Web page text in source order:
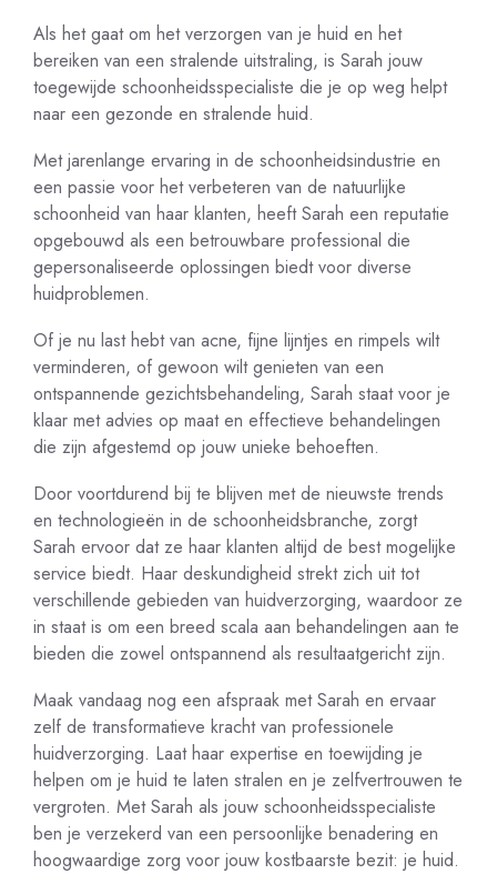
Als het gaat om het verzorgen van je huid en het
bereiken van een stralende uitstraling, is Sarah jouw
toegewijde schoonheidsspecialiste die je op weg helpt
naar een gezonde en stralende huid.
Met jarenlange ervaring in de schoonheidsindustrie en
een passie voor het verbeteren van de natuurlijke
schoonheid van haar klanten, heeft Sarah een reputatie
opgebouwd als een betrouwbare professional die
gepersonaliseerde oplossingen biedt voor diverse
huidproblemen.
Of je nu last hebt van acne, fijne lijntjes en rimpels wilt
verminderen, of gewoon wilt genieten van een
ontspannende gezichtsbehandeling, Sarah staat voor je
klaar met advies op maat en effectieve behandelingen
die zijn afgestemd op jouw unieke behoeften.
Door voortdurend bij te blijven met de nieuwste trends
en technologieën in de schoonheidsbranche, zorgt
Sarah ervoor dat ze haar klanten altijd de best mogelijke
service biedt. Haar deskundigheid strekt zich uit tot
verschillende gebieden van huidverzorging, waardoor ze
in staat is om een breed scala aan behandelingen aan te
bieden die zowel ontspannend als resultaatgericht zijn.
Maak vandaag nog een afspraak met Sarah en ervaar
zelf de transformatieve kracht van professionele
huidverzorging. Laat haar expertise en toewijding je
helpen om je huid te laten stralen en je zelfvertrouwen te
vergroten. Met Sarah als jouw schoonheidsspecialiste
ben je verzekerd van een persoonlijke benadering en
hoogwaardige zorg voor jouw kostbaarste bezit: je huid.